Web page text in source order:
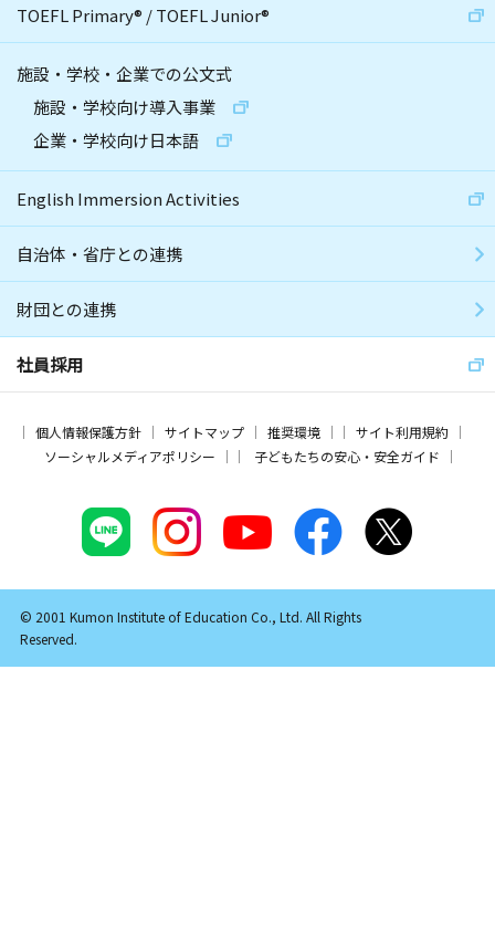
TOEFL Primary® /TOEFL Junior®
施設・学校・企業での公文式
施設・学校向け導入事業
企業・学校向け日本語
English Immersion Activities
自治体・省庁との連携
財団との連携
社員採用
個人情報保護方針 サイトマップ 推奨環境
サイト利用規約
ソーシャルメディアポリシー
子どもたちの安心・安全ガイド
© 2001 Kumon Institute of Education Co., Ltd. All Rights
Reserved.